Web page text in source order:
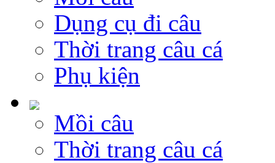
Dụng cụ đi câu
Thời trang câu cá
Phụ kiện
Mồi câu
Thời trang câu cá